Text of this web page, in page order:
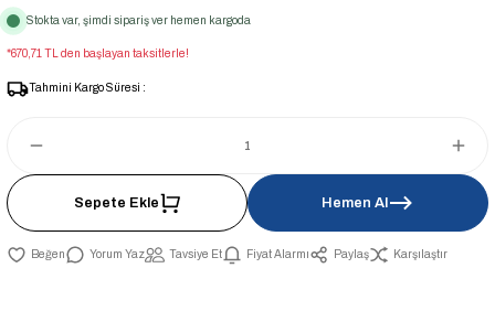
Stokta var, şimdi sipariş ver hemen kargoda
*670,71 TL den başlayan taksitlerle!
Tahmini Kargo Süresi :
Sepete Ekle Hemen Al
Yorum Yaz Tavsiye Et Fiyat Alarmı Paylaş Karşılaştır